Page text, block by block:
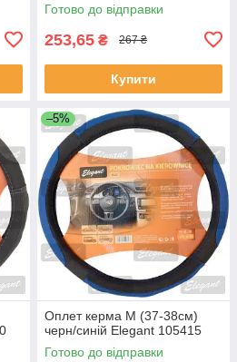
Готово до відправки
253,65 ₴ 267 ₴
Купити
–5%
Оплет керма M (37-38см)
черн/синій Elegant 105415
Готово до відправки